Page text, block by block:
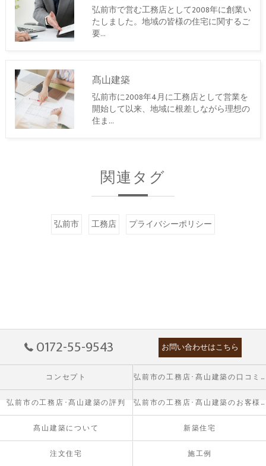
弘前市で営む工務店として2008年に創業い
たしました。地域の皆様の住宅に関するご
要…
髙山建築
弘前市に2008年4月に工務店として営業を
開始して以来、地域に根差しながら理想の
住ま…
関連タグ
弘前市 工務店 プライバシーポリシー
0172-55-9543 お問い合わせはこちら
コンセプト 弘前市の工務店･髙山建築の口コミ情報
弘前市の工務店･髙山建築の評判 弘前市の工務店･髙山建築のお客様の声
髙山建築について 新築住宅
注文住宅 施工例